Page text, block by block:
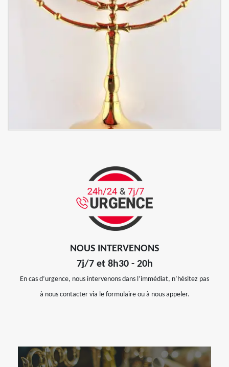
NOUS INTERVENONS
7j/7 et 8h30 - 20h
En cas d’urgence, nous intervenons dans l’immédiat, n’hésitez pas
à nous contacter via le formulaire ou à nous appeler.